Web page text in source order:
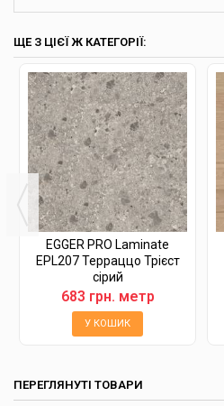
ЩЕ З ЦІЄЇ Ж КАТЕГОРІЇ:
EGGER PRO Laminate
EPL207 Терраццо Трієст
сірий
683 грн. метр
У КОШИК
ПЕРЕГЛЯНУТІ ТОВАРИ